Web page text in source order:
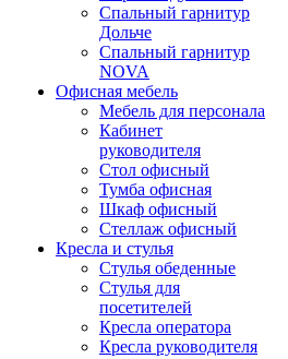
Спальный гарнитур
Дольче
Спальный гарнитур
NOVA
Офисная мебель
Мебель для персонала
Кабинет
руководителя
Стол офисный
Тумба офисная
Шкаф офисный
Стеллаж офисный
Кресла и стулья
Стулья обеденные
Стулья для
посетителей
Кресла оператора
Кресла руководителя